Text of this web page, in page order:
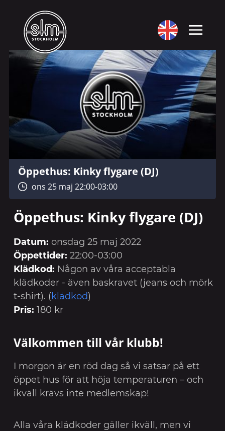
Öppethus: Kinky flygare (DJ)
ons 25 maj 22:00-03:00
Öppethus: Kinky flygare (DJ)
Datum: onsdag 25 maj 2022
Öppettider: 22:00-03:00
Klädkod: Någon av våra acceptabla
klädkoder - även baskravet (jeans och mörk
t-shirt). (klädkod)
Pris: 180 kr
Välkommen till vår klubb!
I morgon är en röd dag så vi satsar på ett
öppet hus för att höja temperaturen – och
ikväll krävs inte medlemskap!
Alla våra klädkoder gäller ikväll, men vi